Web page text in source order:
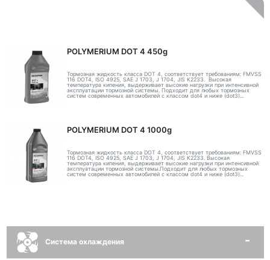
POLYMERIUM DOT 4 450g
Тормозная жидкость класса DOT 4, соответствует требованиям: FMVSS
116 DOT4, ISO 4925, SAE J 1703, J 1704, JIS K2233. Высокая
температура кипения, выдерживает высокие нагрузки при интенсивной
эксплуатации тормозной системы. Подходит для любых тормозных
систем современных автомобилей с классом dot4 и ниже (dot3)...
POLYMERIUM DOT 4 1000g
Тормозная жидкость класса DOT 4, соответствует требованиям: FMVSS
116 DOT4, ISO 4925, SAE J 1703, J 1704, JIS K2233. Высокая
температура кипения, выдерживает высокие нагрузки при интенсивной
эксплуатации тормозной системы.Подходит для любых тормозных
систем современных автомобилей с классом dot4 и ниже (dot3)...
Система охлаждения